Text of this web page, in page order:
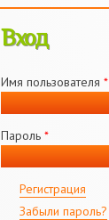
Вход
Имя пользователя *
Пароль *
Регистрация
Забыли пароль?